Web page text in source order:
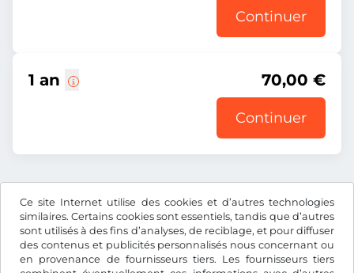
Ce site Internet utilise des cookies et d’autres technologies
similaires. Certains cookies sont essentiels, tandis que d’autres
sont utilisés à des fins d’analyses, de reciblage, et pour diffuser
des contenus et publicités personnalisés nous concernant ou
en provenance de fournisseurs tiers. Les fournisseurs tiers
Continuer
1 an 70,00 €
Continuer
compris les frais d’enregistrement et la TVA.